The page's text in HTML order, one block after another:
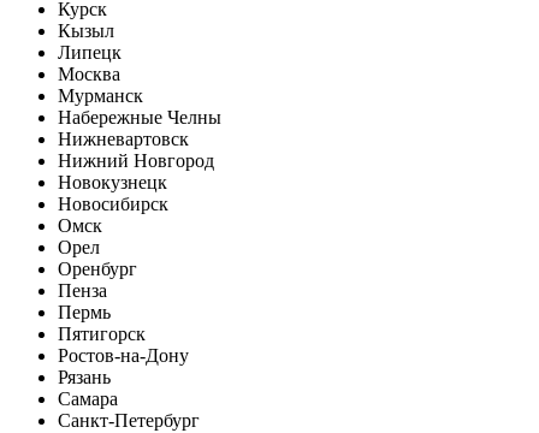
Курск
Кызыл
Липецк
Москва
Мурманск
Набережные Челны
Нижневартовск
Нижний Новгород
Новокузнецк
Новосибирск
Омск
Орел
Оренбург
Пенза
Пермь
Пятигорск
Ростов-на-Дону
Рязань
Самара
Санкт-Петербург